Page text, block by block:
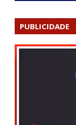
PUBLICIDADE